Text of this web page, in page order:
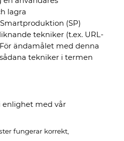
lagra
(SP)
tekniker (t.ex. URL-
ändamålet med denna
tekniker i termen
enlighet med vår
fungerar korrekt,